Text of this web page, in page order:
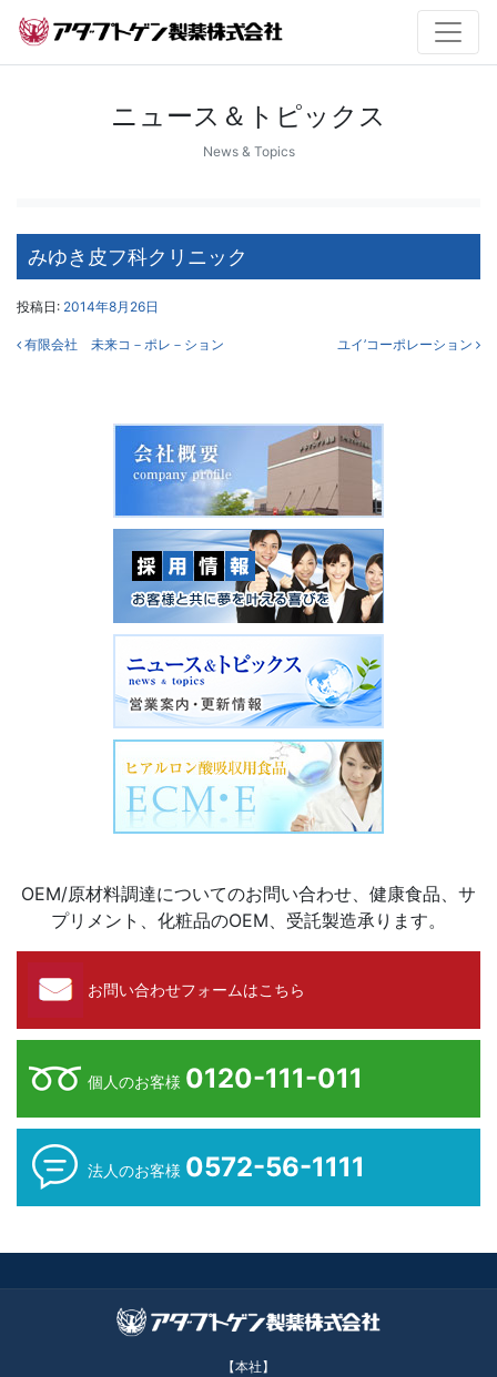
ニュース＆トピックス
News & Topics
みゆき皮フ科クリニック
投稿日: 2014年8月26日
投稿ナビゲーション
有限会社 未来コ－ポレ－ション ユイ’コーポレーション
OEM/原材料調達についてのお問い合わせ、健康食品、サ
プリメント、化粧品のOEM、受託製造承ります。
お問い合わせフォームはこちら
個人のお客様 0120-111-011
法人のお客様 0572-56-1111
【本社】